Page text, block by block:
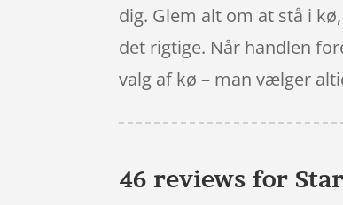
dig. Glem alt om at stå i
det rigtige. Når handlen
valg af kø – man vælger
46 reviews for